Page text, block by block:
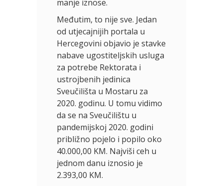
manje iznose.
Međutim, to nije sve. Jedan
od utjecajnijih portala u
Hercegovini objavio je stavke
nabave ugostiteljskih usluga
za potrebe Rektorata i
ustrojbenih jedinica
Sveučilišta u Mostaru za
2020. godinu. U tomu vidimo
da se na Sveučilištu u
pandemijskoj 2020. godini
približno pojelo i popilo oko
40.000,00 KM. Najviši ceh u
jednom danu iznosio je
2.393,00 KM.